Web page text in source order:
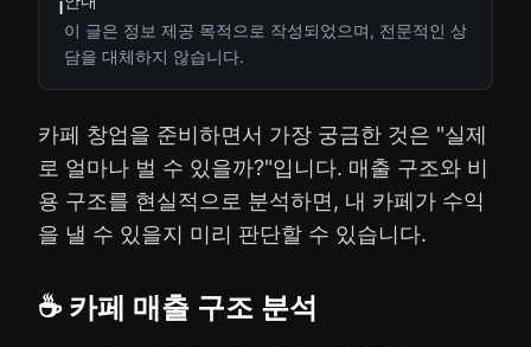
ℹ️
이 글은 정보 제공 목적으로 작성되었으며, 전문적인 상
담을 대체하지 않습니다.
카페 창업을 준비하면서 가장 궁금한 것은 "실제
로 얼마나 벌 수 있을까?"입니다. 매출 구조와 비
용 구조를 현실적으로 분석하면, 내 카페가 수익
을 낼 수 있을지 미리 판단할 수 있습니다.
☕ 카페 매출 구조 분석